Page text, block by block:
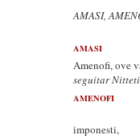
AMASI,
AMASI
Amenofi, ove
seguitar
AMENOFI
imponesti,